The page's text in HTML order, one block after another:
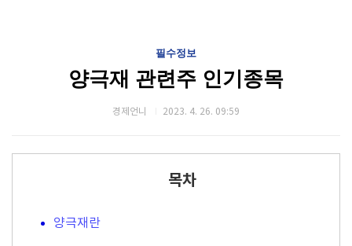
필수정보
양극재 관련주 인기종목
경제언니 2023. 4. 26. 09:59
목차
양극재란